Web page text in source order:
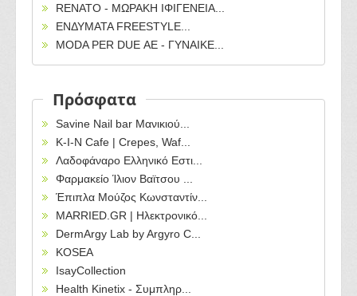
RENATO - ΜΩΡΑΚΗ ΙΦΙΓΕΝΕΙΑ...
ΕΝΔΥΜΑΤΑ FREESTYLE...
MODA PER DUE ΑΕ - ΓΥΝΑΙΚΕ...
Πρόσφατα
Savine Nail bar Μανικιού...
Κ-Ι-Ν Cafe | Crepes, Waf...
Λαδοφάναρο Ελληνικό Εστι...
Φαρμακείο Ίλιον Βαϊτσου ...
Έπιπλα Μούζος Κωνσταντίν...
MARRIED.GR | Ηλεκτρονικό...
DermArgy Lab by Argyro C...
KOSEA
IsayCollection
Health Kinetix - Συμπληρ...